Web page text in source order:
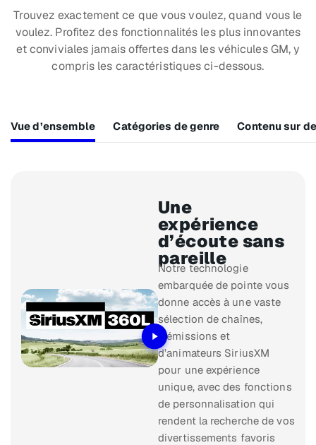
Trouvez exactement ce que vous voulez, quand vous le
voulez. Profitez des fonctionnalités les plus innovantes
et conviviales jamais offertes dans les véhicules GM, y
compris les caractéristiques ci-dessous.
Vue d’ensemble Catégories de genre Contenu sur
Une
expérience
d’écoute sans
pareille
Notre technologie
embarquée de pointe vous
donne accès à une vaste
sélection de chaînes,
d’émissions et
d’animateurs SiriusXM
pour une expérience
unique, avec des fonctions
de personnalisation qui
rendent la recherche de vos
divertissements favoris